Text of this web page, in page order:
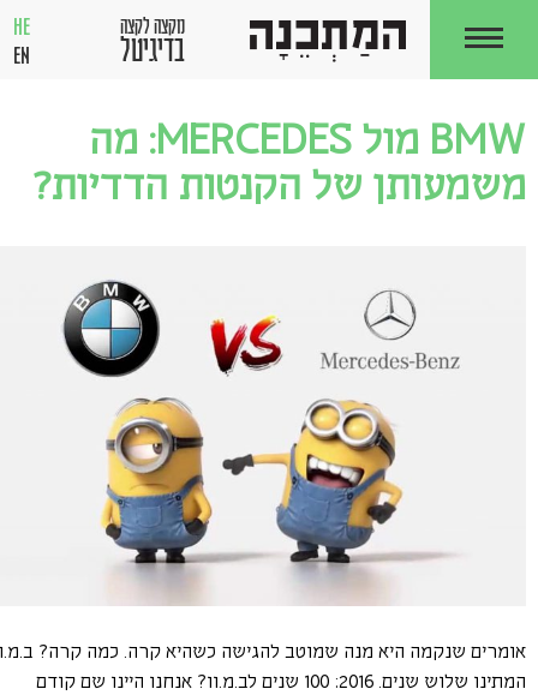
מקצה לקצה
בדיגיטל
HE
EN
BMW מול MERCEDES: מה
משמעותן של הקנטות הדדיות?
אומרים שנקמה היא מנה שמוטב להגישה כשהיא קרה. כמה קרה?
המתינו שלוש שנים. 2016: 100 שנים לב.מ.וו? אנחנו היינו שם קודם